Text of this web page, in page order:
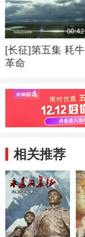
00:42
[长征]第五集 耗牛
革命
相关推荐